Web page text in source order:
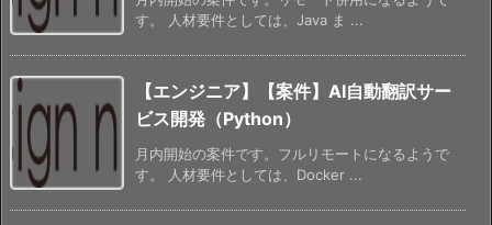
す。 人材要件としては、Java ま ...
【エンジニア】【案件】AI自動翻訳サー
ビス開発（Python）
月内開始の案件です。フルリモートになるようで
す。 人材要件としては、Docker ...